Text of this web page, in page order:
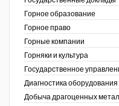
Горное образование
Горное право
Горные компании
Горняки и культура
Государственное
Диагностика оборудования
Добыча драгоценных